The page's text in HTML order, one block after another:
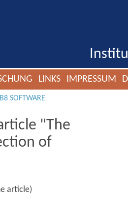
LINKS IMPRESSUM
SOFTWARE
"The
of
article)